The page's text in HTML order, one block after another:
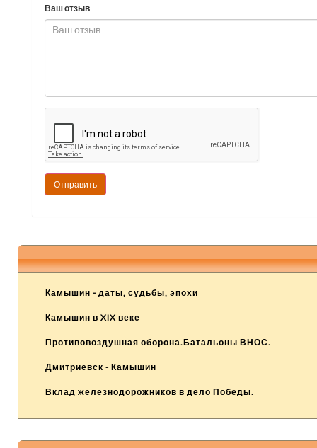
Ваш отзыв
Камышин - даты, судьбы, эпохи
Камышин в XIX веке
Противовоздушная оборона.Батальоны ВНОС.
Дмитриевск - Камышин
Вклад железнодорожников в дело Победы.